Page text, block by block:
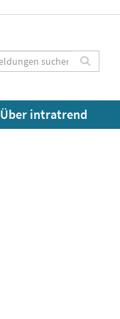
Über intratrend